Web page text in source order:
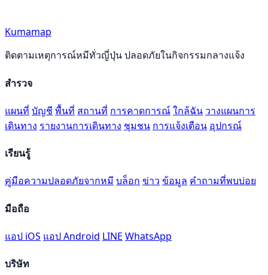
Kumamap
ติดตามเหตุการณ์หมีทั่วญี่ปุ่น ปลอดภัยในกิจกรรมกลางแจ้ง
สำรวจ
แผนที่ บัญชี พื้นที่ สถานที่ การคาดการณ์ใกล้ฉัน วางแผนการ
เดินทาง รายงานการเดินทาง ชุมชน การแจ้งเตือน อุปกรณ์
เรียนรู้
คู่มือความปลอดภัยจากหมี บล็อก ข่าว ข้อมูล คำถามที่พบบ่อย
มือถือ
แอป iOS แอป Android LINE WhatsApp
บริษัท